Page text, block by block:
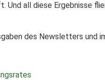
Und all diese Ergebnisse
des Newsletters und